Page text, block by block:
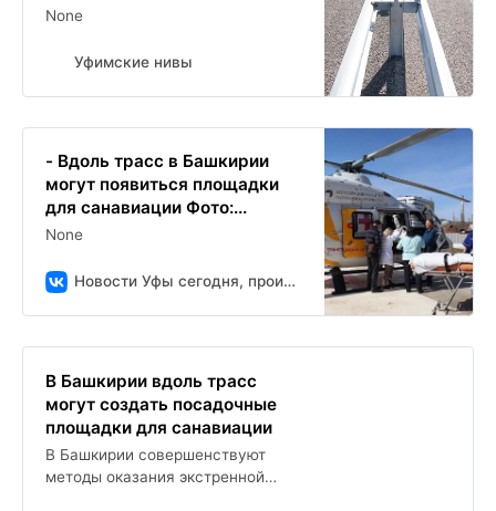
None
Уфимские нивы
- Вдоль трасс в Башкирии
могут появиться площадки
для санавиации Фото:...
None
Новости Уфы сегодня, происшествия, ЧП и ДТП
В Башкирии вдоль трасс
могут создать посадочные
площадки для санавиации
В Башкирии совершенствуют
методы оказания экстренной